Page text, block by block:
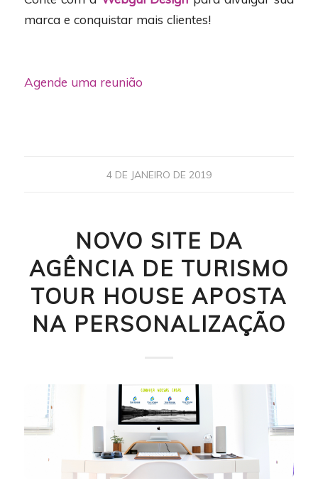
marca e conquistar mais clientes!
Agende uma reunião
4 DE JANEIRO DE 2019
NOVO SITE DA
AGÊNCIA DE TURISMO
TOUR HOUSE APOSTA
NA PERSONALIZAÇÃO